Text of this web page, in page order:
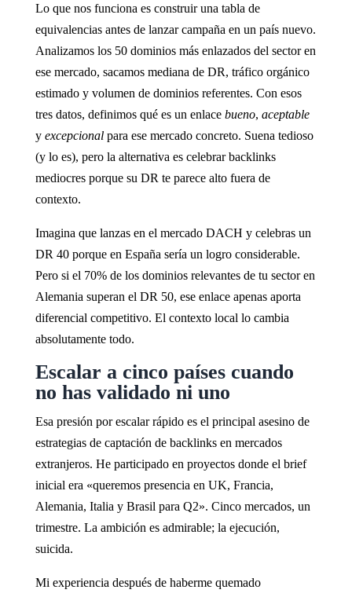
Lo que nos funciona es construir una tabla de
equivalencias antes de lanzar campaña en un país nuevo.
Analizamos los 50 dominios más enlazados del sector en
ese mercado, sacamos mediana de DR, tráfico orgánico
estimado y volumen de dominios referentes. Con esos
tres datos, definimos qué es un enlace bueno, aceptable
y excepcionalpara ese mercado concreto. Suena tedioso
(y lo es), pero la alternativa es celebrar backlinks
mediocres porque su DR te parece alto fuera de
contexto.
Imagina que lanzas en el mercado DACH y celebras un
DR 40 porque en España sería un logro considerable.
Pero si el 70% de los dominios relevantes de tu sector en
Alemania superan el DR 50, ese enlace apenas aporta
diferencial competitivo. El contexto local lo cambia
absolutamente todo.
Escalar a cinco países cuando
no has validado ni uno
Esa presión por escalar rápido es el principal asesino de
estrategias de captación de backlinks en mercados
extranjeros. He participado en proyectos donde el brief
inicial era «queremos presencia en UK, Francia,
Alemania, Italia y Brasil para Q2». Cinco mercados, un
trimestre. La ambición es admirable; la ejecución,
suicida.
Mi experiencia después de haberme quemado